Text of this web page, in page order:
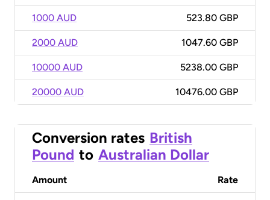
1000 AUD 523.80 GBP
2000 AUD 1047.60 GBP
10000 AUD 5238.00 GBP
20000 AUD 10476.00 GBP
Conversion rates British
Pound to Australian Dollar
Amount Rate